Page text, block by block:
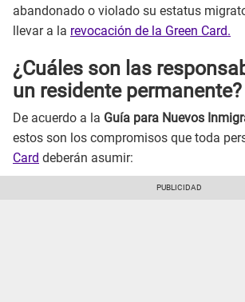
abandonado o violado su estatus
llevar a la revocación de la Green Card.
¿Cuáles son las
un residente permanente?
De acuerdo a la Guía para Nuevos
estos son los compromisos que toda
Card deberán asumir: